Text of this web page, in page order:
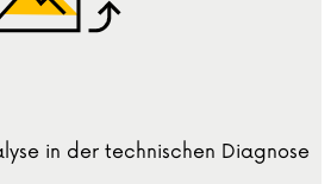
in der technischen Diagnose